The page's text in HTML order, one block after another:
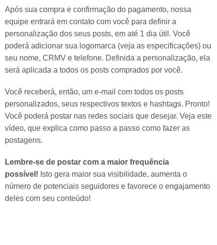
Após sua compra e confirmação do pagamento, nossa
equipe entrará em contato com você para definir a
personalização dos seus posts, em até 1 dia útil. Você
poderá adicionar sua logomarca (veja as especificações) ou
seu nome, CRMV e telefone. Definida a personalização, ela
será aplicada a todos os posts comprados por você.
Você receberá, então, um e-mail com todos os posts
personalizados, seus respectivos textos e hashtags. Pronto!
Você poderá postar nas redes sociais que desejar. Veja este
vídeo, que explica como passo a passo como fazer as
postagens.
Lembre-se de postar com a maior frequência
possível! Isto gera maior sua visibilidade, aumenta o
número de potenciais seguidores e favorece o engajamento
deles com seu conteúdo!